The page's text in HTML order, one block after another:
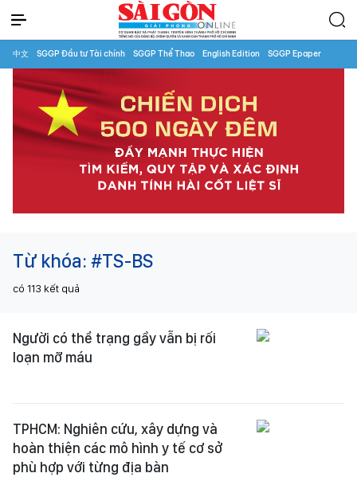
中文 SGGP Đầu tư Tài chính SGGP Thể Thao English Edition SGGP Epaper
Từ khóa: #TS-BS
có 113 kết quả
Người có thể trạng gầy vẫn bị rối
loạn mỡ máu
TPHCM: Nghiên cứu, xây dựng và
hoàn thiện các mô hình y tế cơ sở
phù hợp với từng địa bàn